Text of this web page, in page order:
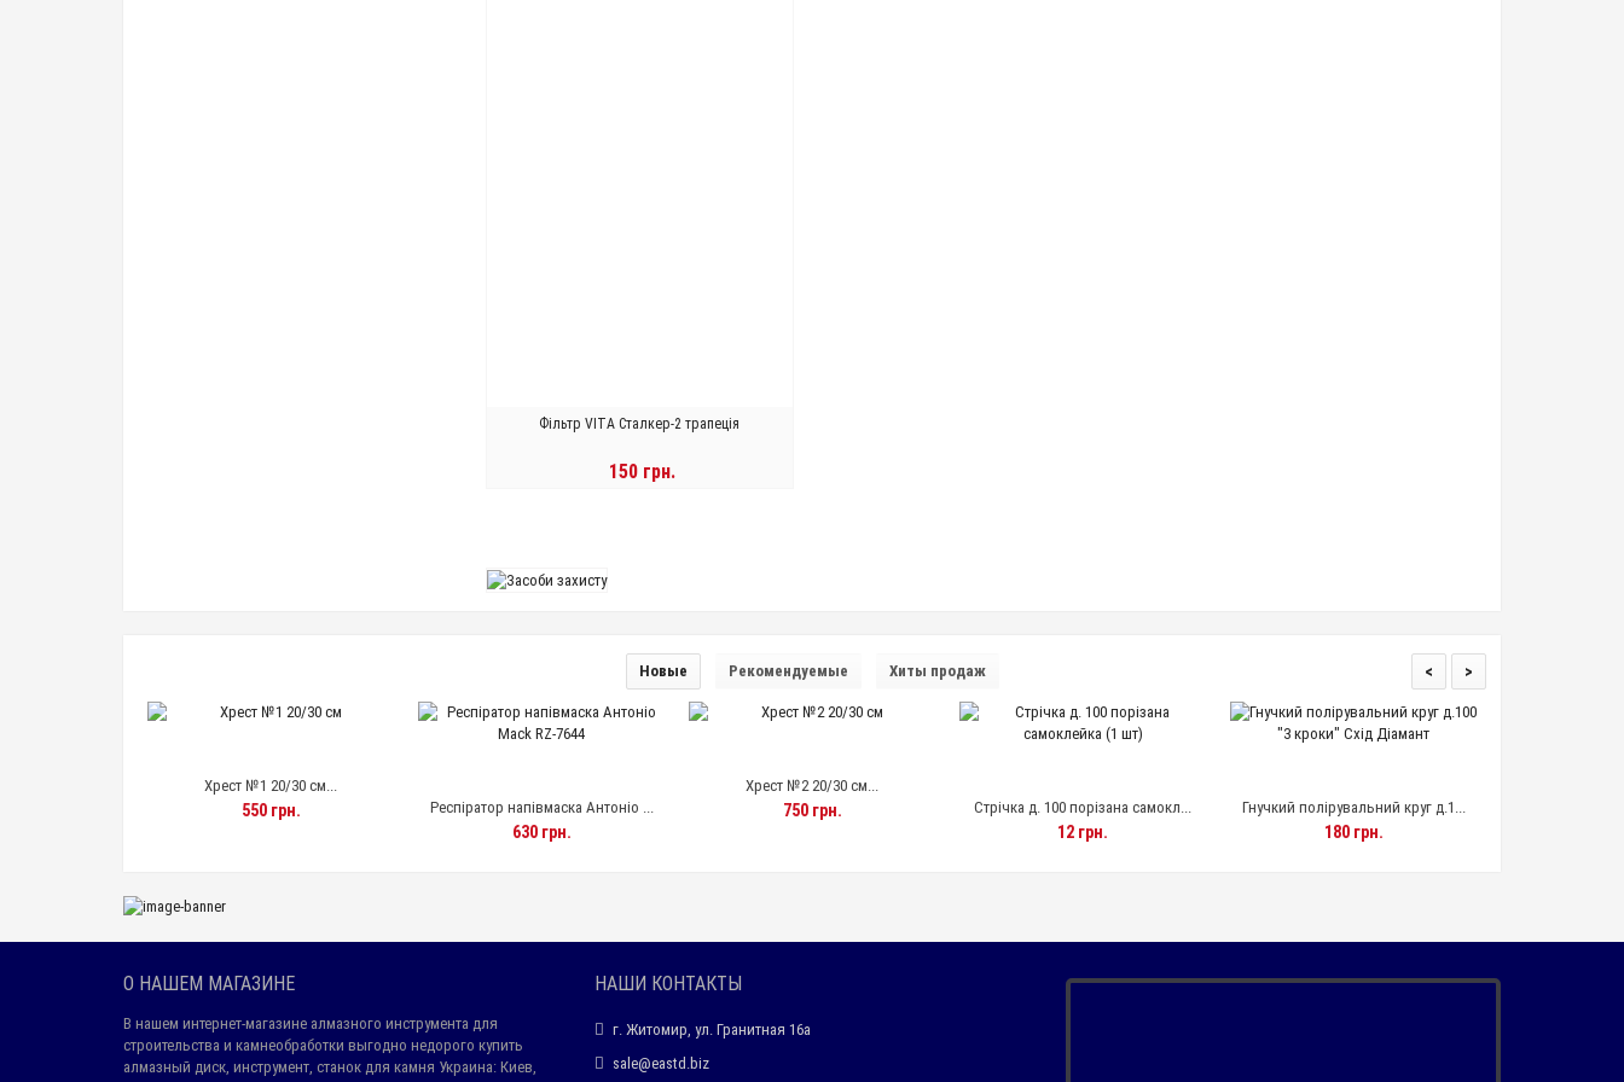
Фільтр VITA Сталкер-2 трапеція
150 грн.
Новые Рекомендуемые Хиты продаж
Респіратор напівмаска Антоніо ... 750 грн. Стрічка д. 100 порізана самокл... Гнучкий полірувальний круг д.1...
180 грн.
Гнучкий полірувальний круг 100...
375 грн.
< >
О НАШЕМ МАГАЗИНЕ
В нашем интернет-магазине алмазного инструмента для
строительства и камнеобработки выгодно недорого купить
алмазный диск, инструмент, станок для камня Украина: Киев,
НАШИ КОНТАКТЫ
г. Житомир, ул. Гранитная 16а
sale@eastd.biz